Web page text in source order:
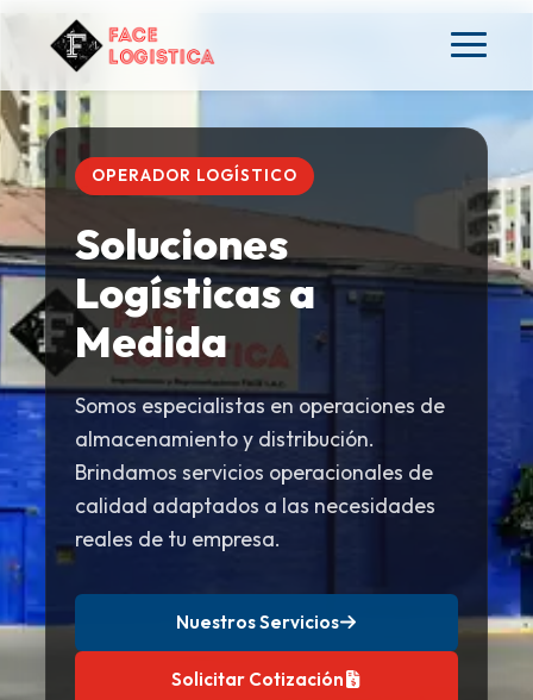
OPERADOR LOGÍSTICO
Soluciones
Logísticas a
Medida
Somos especialistas en operaciones de
almacenamiento y distribución.
Brindamos servicios operacionales de
calidad adaptados a las necesidades
reales de tu empresa.
Nuestros Servicios
Solicitar Cotización